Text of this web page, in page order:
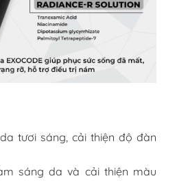
tươi sáng, cải thiện độ đàn
sáng da và cải thiện màu